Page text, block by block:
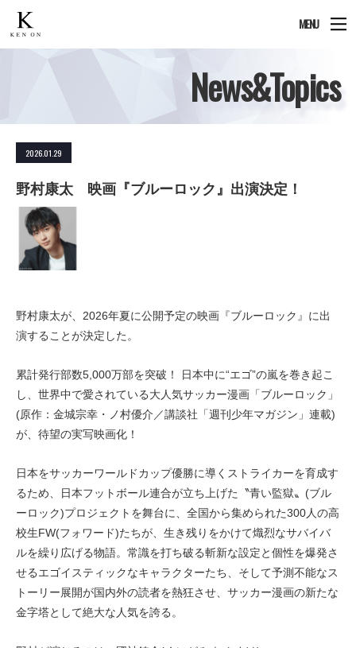
MENU
News&Topics
2026.01.29
野村康太 映画『ブルーロック』出演決定！
野村康太が、2026年夏に公開予定の映画『ブルーロック』に出
演することが決定した。
累計発行部数5,000万部を突破！ 日本中に“エゴ”の嵐を巻き起こ
し、世界中で愛されている大人気サッカー漫画「ブルーロック」
(原作：金城宗幸・ノ村優介／講談社「週刊少年マガジン」連載)
が、待望の実写映画化！
日本をサッカーワールドカップ優勝に導くストライカーを育成す
るため、日本フットボール連合が立ち上げた〝青い監獄〟(ブル
ーロック)プロジェクトを舞台に、全国から集められた300人の高
校生FW(フォワード)たちが、生き残りをかけて熾烈なサバイバ
ルを繰り広げる物語。常識を打ち破る斬新な設定と個性を爆発さ
せるエゴイスティックなキャラクターたち、そして予測不能なス
トーリー展開が国内外の読者を熱狂させ、サッカー漫画の新たな
金字塔として絶大な人気を誇る。